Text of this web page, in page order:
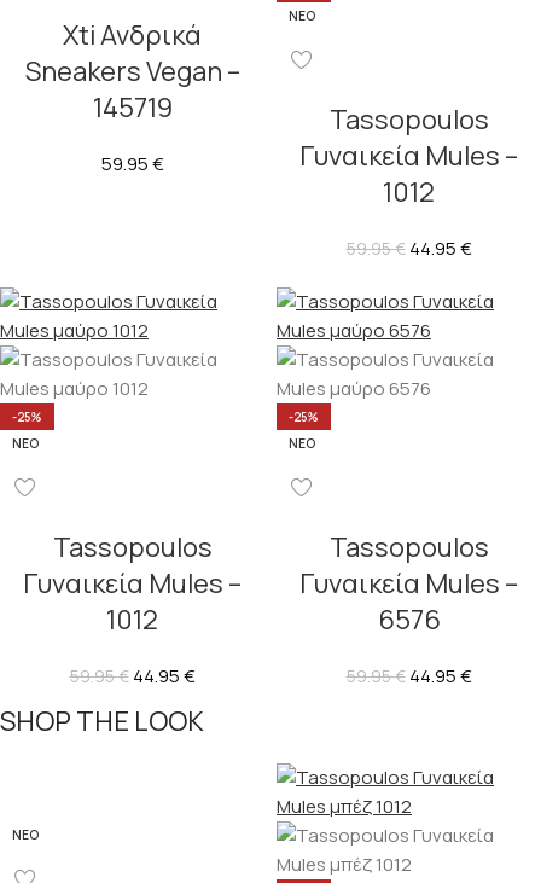
Xti Ανδρικά
Sneakers Vegan –
145719
59.95€
ΝΈΟ
Tassopoulos
Γυναικεία Mules –
1012
59.95€ 44.95€
-25%
ΝΈΟ
Tassopoulos
Γυναικεία Mules –
1012
59.95€ 44.95€
-25%
ΝΈΟ
Tassopoulos
Γυναικεία Mules –
6576
59.95€ 44.95€
SHOP THE LOOK
ΝΈΟ